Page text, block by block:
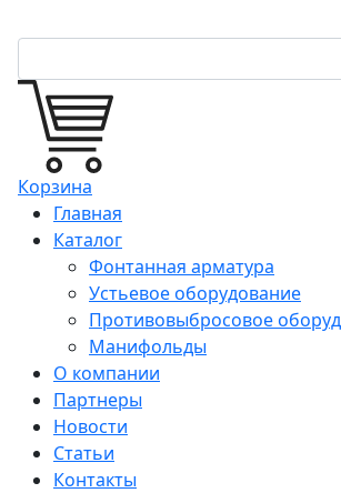
Корзина
Главная
Каталог
Фонтанная арматура
Устьевое оборудование
Противовыбросовое
Манифольды
О компании
Партнеры
Новости
Статьи
Контакты